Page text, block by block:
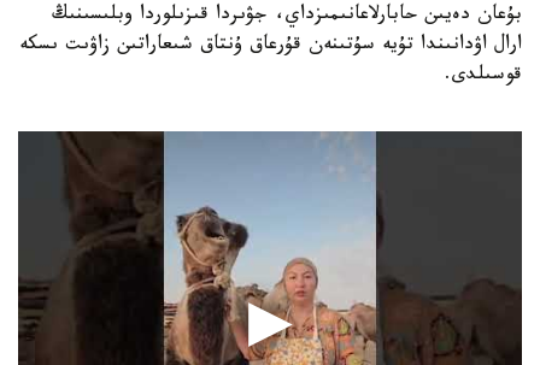
بۇعان دەيىن حابارلاعانىمىزداي، جۋىردا قىزىلوردا وبلىسىنىڭ
ارال اۋدانىندا تۇيە سۇتىنەن قۇرعاق ۇنتاق شىعاراتىن زاۋىت ىسكە
قوسىلدى.